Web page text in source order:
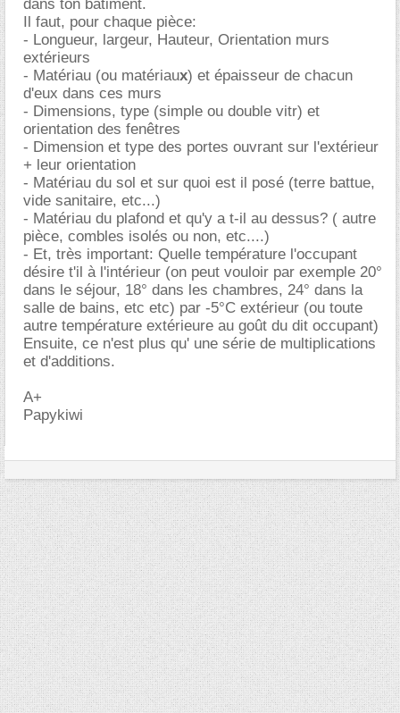
dans ton bâtiment.
Il faut, pour chaque pièce:
- Longueur, largeur, Hauteur, Orientation murs
extérieurs
- Matériau (ou matériaux) et épaisseur de chacun
d'eux dans ces murs
- Dimensions, type (simple ou double vitr) et
orientation des fenêtres
- Dimension et type des portes ouvrant sur l'extérieur
+ leur orientation
- Matériau du sol et sur quoi est il posé (terre battue,
vide sanitaire, etc...)
- Matériau du plafond et qu'y a t-il au dessus? ( autre
pièce, combles isolés ou non, etc....)
- Et, très important: Quelle température l'occupant
désire t'il à l'intérieur (on peut vouloir par exemple 20°
dans le séjour, 18° dans les chambres, 24° dans la
salle de bains, etc etc) par -5°C extérieur (ou toute
autre température extérieure au goût du dit occupant)
Ensuite, ce n'est plus qu' une série de multiplications
et d'additions.
A+
Papykiwi